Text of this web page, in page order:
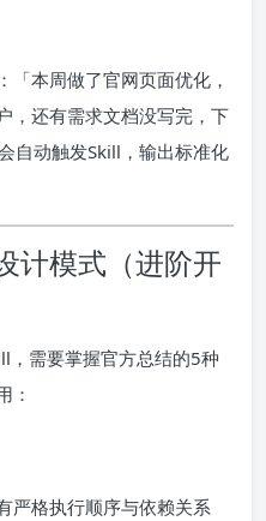
「本周做了官网页面优化，
，还有需求文档没写完，下
自动触发Skill，输出标准化
计模式（进阶开
，需要掌握官方总结的5种
：
严格执行顺序与依赖关系